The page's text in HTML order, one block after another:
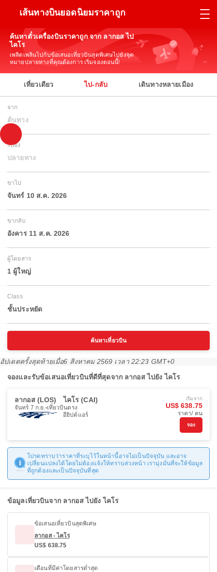
เส้นทางบินยอดนิยมราคาถูก
ค้นหาตั๋วเครื่องบินราคาถูก จาก ลากอส ไป
ไคโร
เพลิดเพลินไปกับข้อเสนอเที่ยวบินสุดพิเศษไปยังจุด
หมายปลายทางที่คุณต้องการ เริ่มจองตอนนี้!
เที่ยวเดียว ไป-กลับ เดินทางหลายเมือง
จาก
ต้นทาง
ไปยัง
ปลายทาง
ขาไป
จันทร์ 10 ส.ค. 2026
ขากลับ
อังคาร 11 ส.ค. 2026
ผู้โดยสาร
1 ผู้ใหญ่
Class
ชั้นประหยัด
ค้นหาเที่ยวบิน
อัปเดตครั้งสุดท้ายเมื่อ6 สิงหาคม 2569 เวลา 22:23 GMT+0
จองและรับข้อเสนอเที่ยวบินที่ดีที่สุดจาก ลากอส ไปยัง ไคโร
ลากอส (LOS) ไคโร (CAI)
จันทร์ 7 ก.ย. เที่ยวบินตรง
อียิปต์แอร์
เริ่มจาก
US$ 638.75
ราคา/ คน
จอง
โปรดทราบว่าราคาที่ระบุไว้ในหน้านี้อาจไม่เป็นปัจจุบัน และอาจ
เปลี่ยนแปลงได้โดยไม่ต้องแจ้งให้ทราบล่วงหน้า เรามุ่งมั่นที่จะให้ข้อมูล
ที่ถูกต้องและเป็นปัจจุบันที่สุด
ข้อมูลเที่ยวบินจาก ลากอส ไปยัง ไคโร
ข้อเสนอเที่ยวบินสุดพิเศษ
ลากอส - ไคโร
US$ 638.75
เดือนที่มีค่าโดยสารต่ำสุด